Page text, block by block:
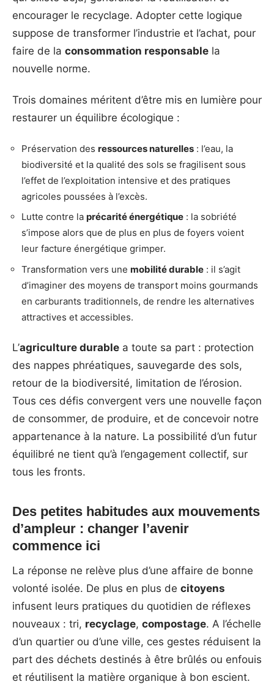
encourager le recyclage. Adopter cette logique
suppose de transformer l’industrie et l’achat, pour
faire de la consommation responsable la
nouvelle norme.
Trois domaines méritent d’être mis en lumière pour
restaurer un équilibre écologique :
Préservation des ressources naturelles : l’eau, la
biodiversité et la qualité des sols se fragilisent sous
l’effet de l’exploitation intensive et des pratiques
agricoles poussées à l’excès.
Lutte contre la précarité énergétique : la sobriété
s’impose alors que de plus en plus de foyers voient
leur facture énergétique grimper.
Transformation vers une mobilité durable : il s’agit
d’imaginer des moyens de transport moins gourmands
en carburants traditionnels, de rendre les alternatives
attractives et accessibles.
L’agriculture durable a toute sa part : protection
des nappes phréatiques, sauvegarde des sols,
retour de la biodiversité, limitation de l’érosion.
Tous ces défis convergent vers une nouvelle façon
de consommer, de produire, et de concevoir notre
appartenance à la nature. La possibilité d’un futur
équilibré ne tient qu’à l’engagement collectif, sur
tous les fronts.
Des petites habitudes aux mouvements
d’ampleur : changer l’avenir
commence ici
La réponse ne relève plus d’une affaire de bonne
volonté isolée. De plus en plus de citoyens
infusent leurs pratiques du quotidien de réflexes
nouveaux : tri, recyclage, compostage. A l’échelle
d’un quartier ou d’une ville, ces gestes réduisent la
part des déchets destinés à être brûlés ou enfouis
et réutilisent la matière organique à bon escient.